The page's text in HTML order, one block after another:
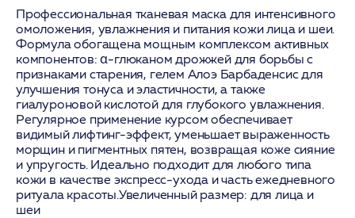
Профессиональная тканевая маска для интенсивного
омоложения, увлажнения и питания кожи лица и шеи.
Формула обогащена мощным комплексом активных
компонентов: α-глюканом дрожжей для борьбы с
признаками старения, гелем Алоэ Барбаденсис для
улучшения тонуса и эластичности, а также
гиалуроновой кислотой для глубокого увлажнения.
Регулярное применение курсом обеспечивает
видимый лифтинг-эффект, уменьшает выраженность
морщин и пигментных пятен, возвращая коже сияние
и упругость. Идеально подходит для любого типа
кожи в качестве экспресс-ухода и часть ежедневного
ритуала красоты.Увеличенный размер: для лица и
шеи